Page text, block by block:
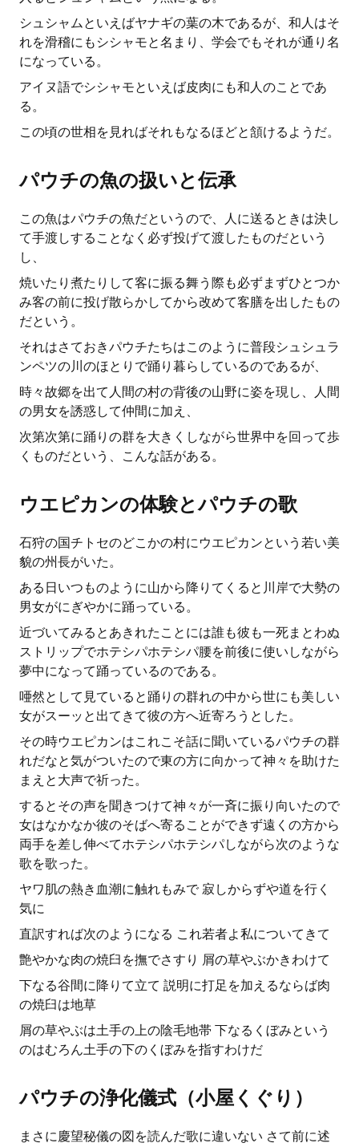
シュシャムといえばヤナギの葉の木であるが、和人はそ
れを滑稽にもシシャモと名まり、学会でもそれが通り名
になっている。
アイヌ語でシシャモといえば皮肉にも和人のことであ
る。
この頃の世相を見ればそれもなるほどと頷けるようだ。
パウチの魚の扱いと伝承
この魚はパウチの魚だというので、人に送るときは決し
て手渡しすることなく必ず投げて渡したものだという
し、
焼いたり煮たりして客に振る舞う際も必ずまずひとつか
み客の前に投げ散らかしてから改めて客膳を出したもの
だという。
それはさておきパウチたちはこのように普段シュシュラ
ンペツの川のほとりで踊り暮らしているのであるが、
時々故郷を出て人間の村の背後の山野に姿を現し、人間
の男女を誘惑して仲間に加え、
次第次第に踊りの群を大きくしながら世界中を回って歩
くものだという、こんな話がある。
ウエピカンの体験とパウチの歌
石狩の国チトセのどこかの村にウエピカンという若い美
貌の州長がいた。
ある日いつものように山から降りてくると川岸で大勢の
男女がにぎやかに踊っている。
近づいてみるとあきれたことには誰も彼も一死まとわぬ
ストリップでホテシパホテシパ腰を前後に使いしながら
夢中になって踊っているのである。
唖然として見ていると踊りの群れの中から世にも美しい
女がスーッと出てきて彼の方へ近寄ろうとした。
その時ウエピカンはこれこそ話に聞いているパウチの群
れだなと気がついたので東の方に向かって神々を助けた
まえと大声で祈った。
するとその声を聞きつけて神々が一斉に振り向いたので
女はなかなか彼のそばへ寄ることができず遠くの方から
両手を差し伸べてホテシパホテシパしながら次のような
歌を歌った。
ヤワ肌の熱き血潮に触れもみで 寂しからずや道を行く
気に
直訳すれば次のようになる これ若者よ私についてきて
艶やかな肉の焼臼を撫でさすり 屑の草やぶかきわけて
下なる谷間に降りて立て 説明に打足を加えるならば肉
の焼臼は地草
屑の草やぶは土手の上の陰毛地帯 下なるくぼみという
のはむろん土手の下のくぼみを指すわけだ
パウチの浄化儀式（小屋くぐり）
まさに慶望秘儀の図を読んだ歌に違いない さて前に述